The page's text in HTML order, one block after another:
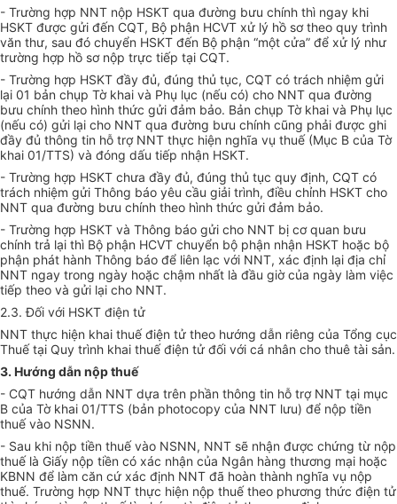
- Trường hợp NNT nộp HSKT qua đường bưu chính thì ngay khi
HSKT được gửi đến CQT, Bộ phận HCVT xử lý hồ sơ theo quy trình
văn thư, sau đó chuyển HSKT đến Bộ phận “một cửa” để xử lý như
trường hợp hồ sơ nộp trực tiếp tại CQT.
- Trường hợp HSKT đầy đủ, đúng thủ tục, CQT có trách nhiệm gửi
lại 01 bản chụp Tờ khai và Phụ lục (nếu có) cho NNT qua đường
bưu chính theo hình thức gửi đảm bảo. Bản chụp Tờ khai và Phụ lục
(nếu có) gửi lại cho NNT qua đường bưu chính cũng phải được ghi
đầy đủ thông tin hỗ trợ NNT thực hiện nghĩa vụ thuế (Mục B của Tờ
khai 01/TTS) và đóng dấu tiếp nhận HSKT.
- Trường hợp HSKT chưa đầy đủ, đúng thủ tục quy định, CQT có
trách nhiệm gửi Thông báo yêu cầu giải trình, điều chỉnh HSKT cho
NNT qua đường bưu chính theo hình thức gửi đảm bảo.
- Trường hợp HSKT và Thông báo gửi cho NNT bị cơ quan bưu
chính trả lại thì Bộ phận HCVT chuyển bộ phận nhận HSKT hoặc bộ
phận phát hành Thông báo để liên lạc với NNT, xác định lại địa chỉ
NNT ngay trong ngày hoặc chậm nhất là đầu giờ của ngày làm việc
tiếp theo và gửi lại cho NNT.
2.3. Đối với HSKT điện tử
NNT thực hiện khai thuế điện tử theo hướng dẫn riêng của Tổng cục
Thuế tại Quy trình khai thuế điện tử đối với cá nhân cho thuê tài sản.
3. Hướng dẫn nộp thuế
- CQT hướng dẫn NNT dựa trên phần thông tin hỗ trợ NNT tại mục
B của Tờ khai 01/TTS (bản photocopy của NNT lưu) để nộp tiền
thuế vào NSNN.
- Sau khi nộp tiền thuế vào NSNN, NNT sẽ nhận được chứng từ nộp
thuế là Giấy nộp tiền có xác nhận của Ngân hàng thương mại hoặc
KBNN để làm căn cứ xác định NNT đã hoàn thành nghĩa vụ nộp
thuế. Trường hợp NNT thực hiện nộp thuếtheo phương thức điện tử